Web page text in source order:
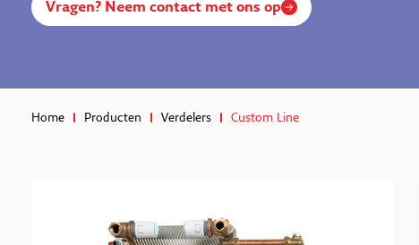
Vragen? Neem contact met ons op
Home Producten Verdelers Custom Line